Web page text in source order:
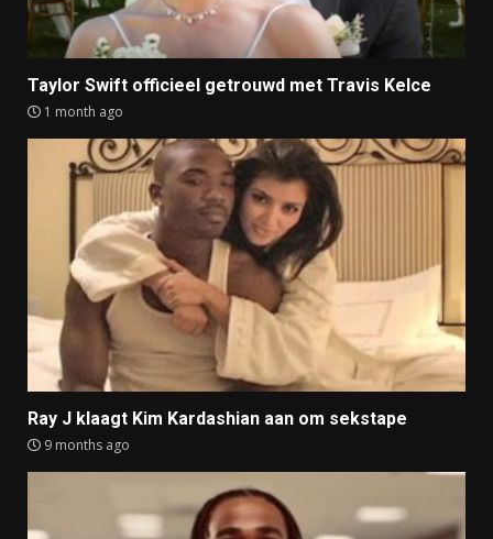
Taylor Swift officieel getrouwd met Travis Kelce
1 month ago
Ray J klaagt Kim Kardashian aan om sekstape
9 months ago